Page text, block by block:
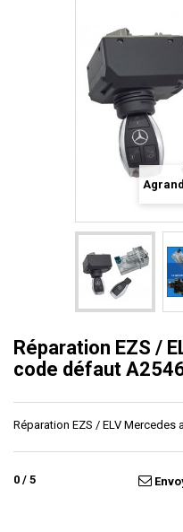
Réparation EZS /
code défaut
Réparation EZS / ELV
0 / 5